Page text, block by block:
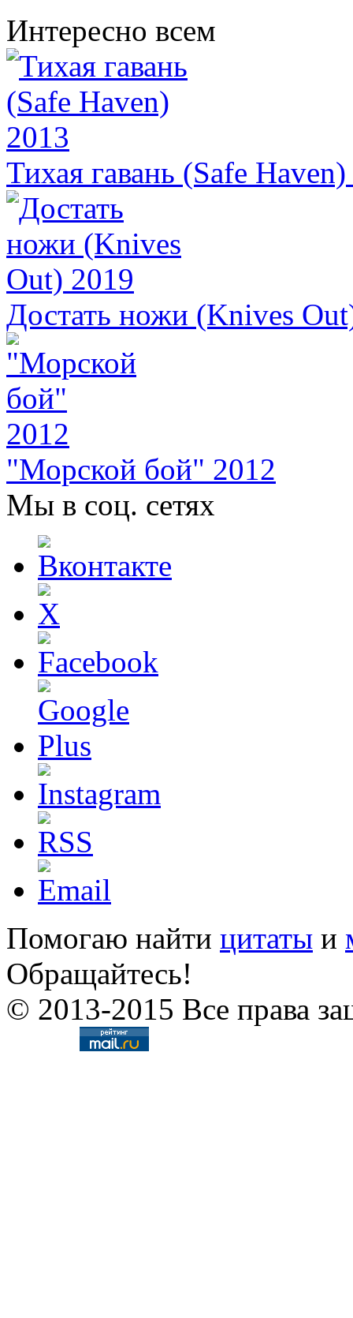
Интересно всем
Тихая гавань (Safe
Достать ножи (Knives
"Морской бой" 2012
Мы в соц. сетях
Помогаю найти цитаты и
Обращайтесь!
© 2013-2015 Все права